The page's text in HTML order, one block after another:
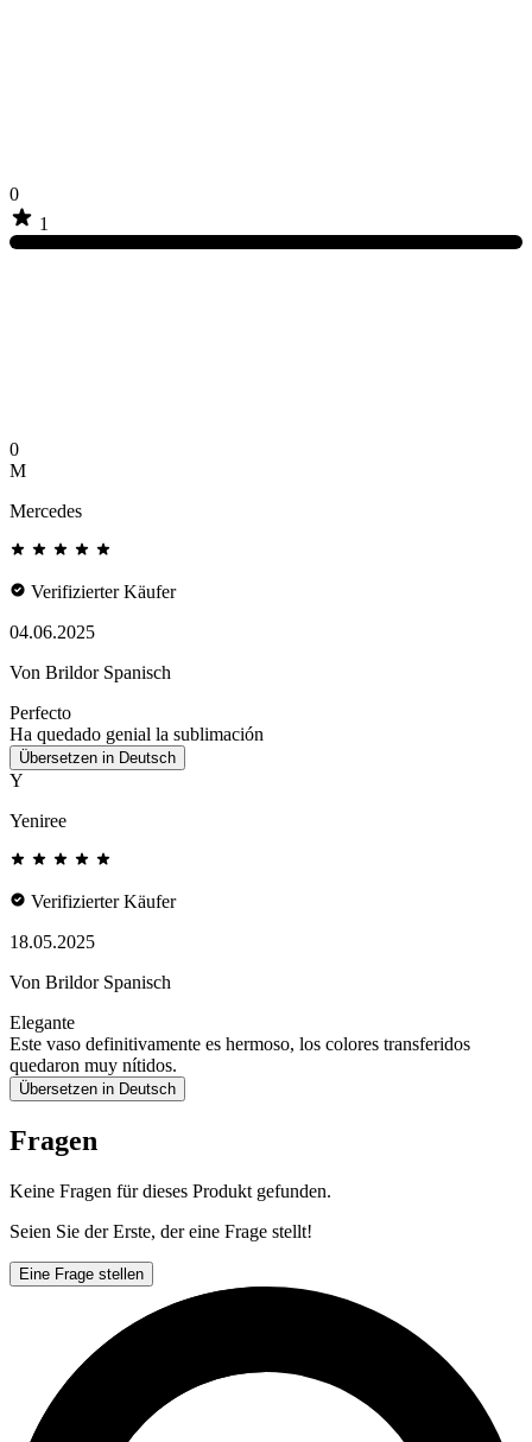
0
1
0
M
Mercedes
Verifizierter Käufer
04.06.2025
Von Brildor Spanisch
Perfecto
Ha quedado genial la sublimación
Übersetzen in Deutsch
Y
Yeniree
Verifizierter Käufer
18.05.2025
Von Brildor Spanisch
Elegante
Este vaso definitivamente es hermoso, los colores transferidos
quedaron muy nítidos.
Übersetzen in Deutsch
Fragen
Keine Fragen für dieses Produkt gefunden.
Seien Sie der Erste, der eine Frage stellt!
Eine Frage stellen